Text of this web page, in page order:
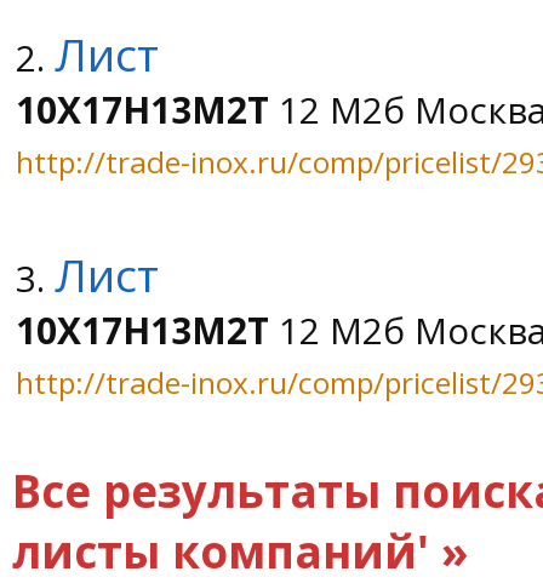
2. Лист
10Х17Н13М2Т 12 М2б
http://trade-inox.ru/comp/pricelist/
3. Лист
10Х17Н13М2Т 12 М2б
http://trade-inox.ru/comp/pricelist/
Все результаты
листы компаний' »